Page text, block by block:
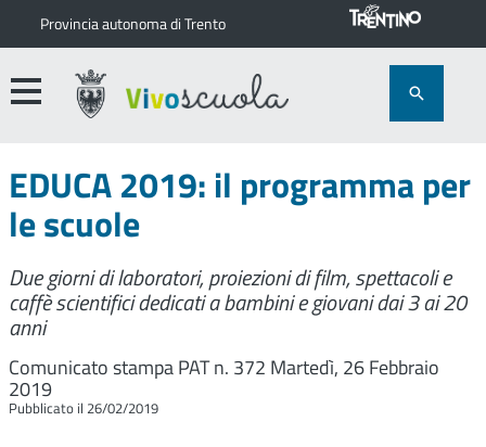
Provincia autonoma di Trento
EDUCA 2019: il programma per
le scuole
Due giorni di laboratori, proiezioni di film, spettacoli e
caffè scientifici dedicati a bambini e giovani dai 3 ai 20
anni
Comunicato stampa PAT n. 372 Martedì, 26 Febbraio
2019
Pubblicato il 26/02/2019